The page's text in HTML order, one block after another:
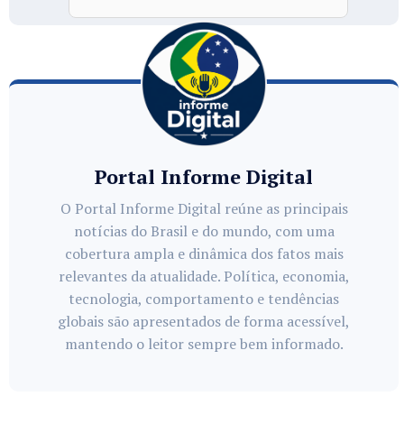
Portal Informe Digital
O Portal Informe Digital reúne as principais
notícias do Brasil e do mundo, com uma
cobertura ampla e dinâmica dos fatos mais
relevantes da atualidade. Política, economia,
tecnologia, comportamento e tendências
globais são apresentados de forma acessível,
mantendo o leitor sempre bem informado.